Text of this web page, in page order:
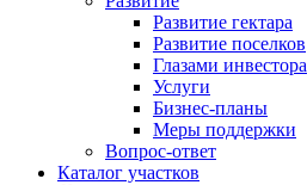
Развитие гектара
Развитие поселков
Глазами инвестора
Услуги
Бизнес-планы
Меры поддержки
Вопрос-ответ
Каталог участков